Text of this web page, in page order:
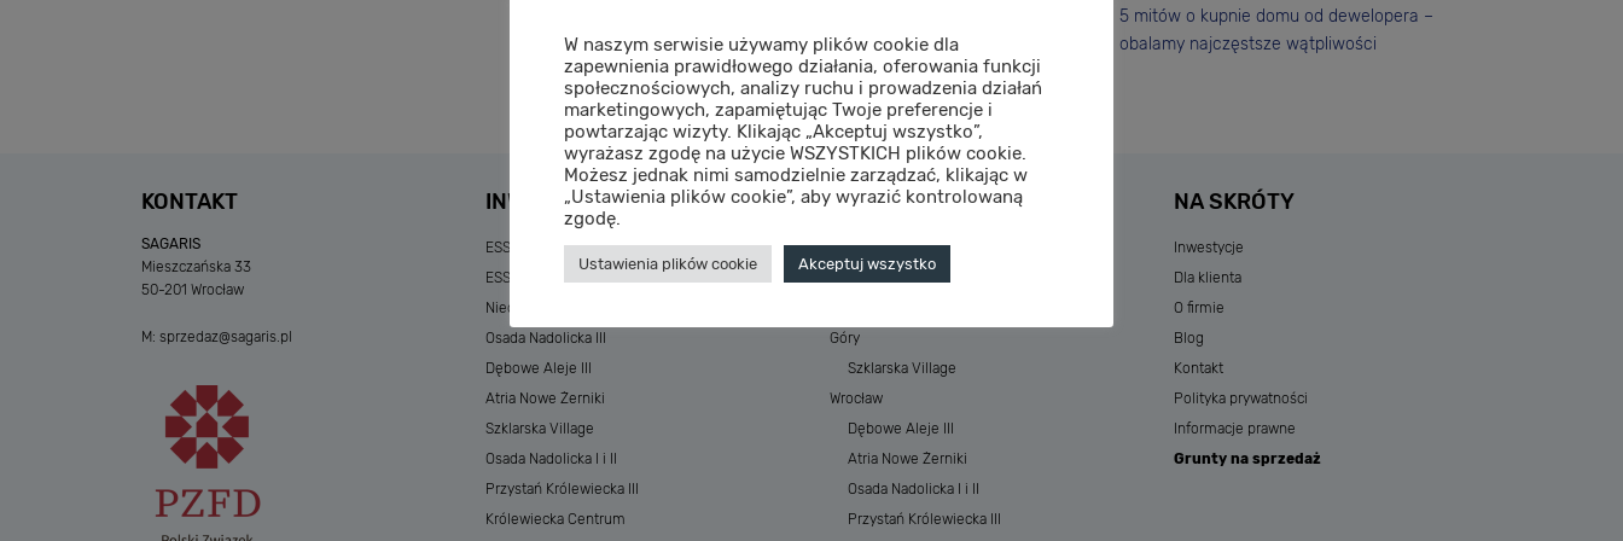
5 mitów o kupnie domu od dewelopera –
obalamy najczęstsze wątpliwości
KONTAKT
SAGARIS
Mieszczańska 33
50-201 Wrocław
M: sprzedaz@sagaris.pl
INWESTYCJE
ESSENSE Baltic Resort&SPA
ESSENSE Baltic Resort&SPA II
Niedziałkowskiego Park
Osada Nadolicka III
Dębowe Aleje III
Atria Nowe Żerniki
Szklarska Village
Osada Nadolicka I i II
Przystań Królewiecka III
Królewiecka Centrum
MIASTA
Morze
Góry
Szklarska Village
Wrocław
Dębowe Aleje III
Atria Nowe Żerniki
Osada Nadolicka I i II
Przystań Królewiecka III
NA SKRÓTY
Inwestycje
Dla klienta
O firmie
Blog
Kontakt
Polityka prywatności
Informacje prawne
Grunty na sprzedaż
W naszym serwisie używamy plików cookie dla
zapewnienia prawidłowego działania, oferowania funkcji
społecznościowych, analizy ruchu i prowadzenia działań
marketingowych, zapamiętując Twoje preferencje i
powtarzając wizyty. Klikając „Akceptuj wszystko”,
wyrażasz zgodę na użycie WSZYSTKICH plików cookie.
Możesz jednak nimi samodzielnie zarządzać, klikając w
„Ustawienia plików cookie”, aby wyrazić kontrolowaną
zgodę.
Ustawienia plików cookie Akceptuj wszystko